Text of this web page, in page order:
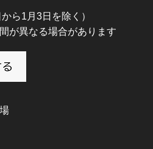
ら1月3日を除く）
が異なる場合があります